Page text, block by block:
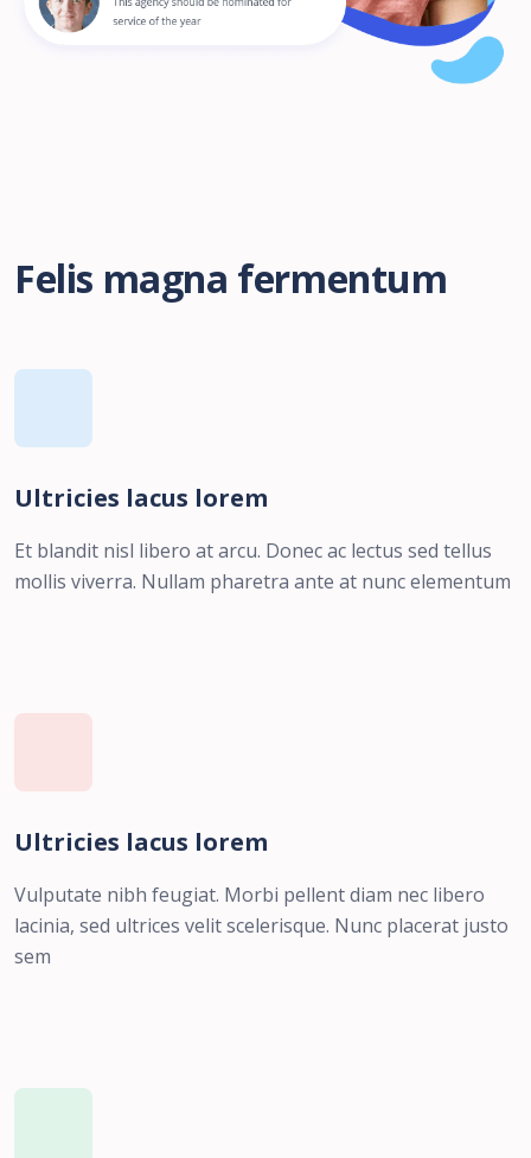
Felis magna fermentum
Ultricies lacus lorem
Et blandit nisl libero at arcu. Donec ac lectus sed tellus
mollis viverra. Nullam pharetra ante at nunc elementum
Ultricies lacus lorem
Vulputate nibh feugiat. Morbi pellent diam nec libero
lacinia, sed ultrices velit scelerisque. Nunc placerat justo
sem